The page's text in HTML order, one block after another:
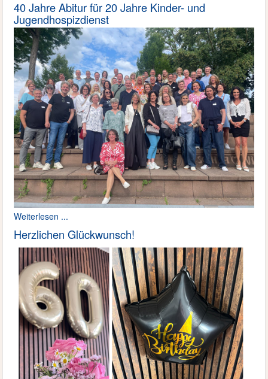
40 Jahre Abitur für 20 Jahre Kinder- und
Jugendhospizdienst
Weiterlesen ...
Herzlichen Glückwunsch!